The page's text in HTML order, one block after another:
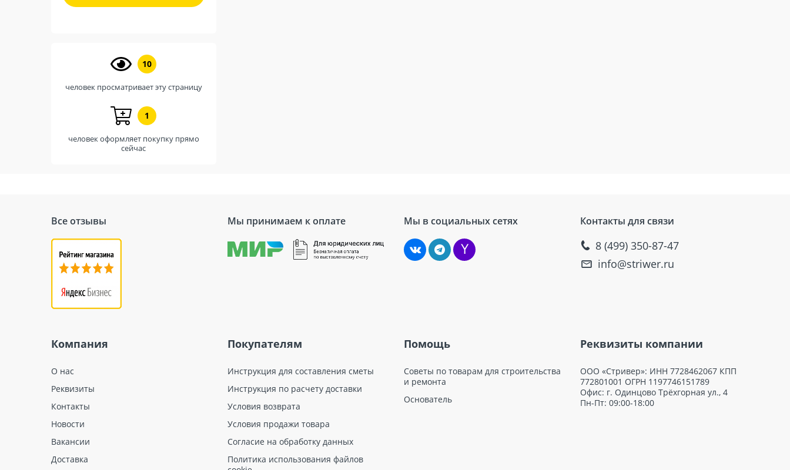
10
человек просматривает эту страницу
1
человек оформляет покупку прямо
сейчас
Все отзывы Мы принимаем к оплате Мы в социальных сетях Контакты для связи
8 (499) 350-87-47
info@striwer.ru
Компания
О нас
Реквизиты
Контакты
Новости
Вакансии
Доставка
Покупателям
Инструкция для составления сметы
Инструкция по расчету доставки
Условия возврата
Условия продажи товара
Согласие на обработку данных
Политика использования файлов
Помощь
Советы по товарам для строительства
и ремонта
Основатель
Реквизиты компании
ООО «Стривер»: ИНН 7728462067 КПП
772801001 ОГРН 1197746151789
Офис: г. Одинцово Трёхгорная ул., 4
Пн-Пт: 09:00-18:00